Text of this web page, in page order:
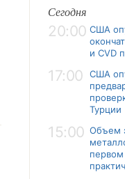
Сегодня
20:00 США
и CVD
17:00
США
Турции
15:00 Объем
первом